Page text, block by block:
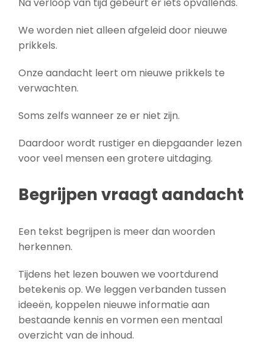
We worden niet alleen afgeleid door nieuwe
prikkels.
Onze aandacht leert om nieuwe prikkels te
verwachten.
Soms zelfs wanneer ze er niet zijn.
Daardoor wordt rustiger en diepgaander lezen
voor veel mensen een grotere uitdaging.
Begrijpen vraagt aandacht
Een tekst begrijpen is meer dan woorden
herkennen.
Tijdens het lezen bouwen we voortdurend
betekenis op. We leggen verbanden tussen
ideeën, koppelen nieuwe informatie aan
bestaande kennis en vormen een mentaal
overzicht van de inhoud.